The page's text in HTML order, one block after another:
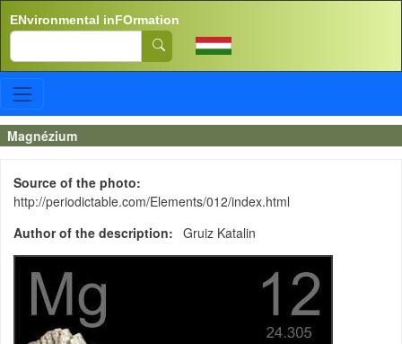
ENvironmental inFOrmation
Search
Magnézium
Source of the photo
http://periodictable.com/Elements/012/index.html
Author of the description
Gruiz Katalin